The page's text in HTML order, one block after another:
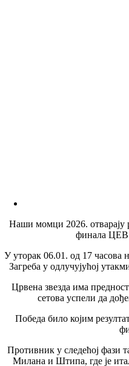
Наши момци 2026. отварају
финала ЦЕВ
У уторак 06.01. од 17
Загреба у одлучујућој
Црвена звезда има
сетова успели да
Победа било којим
Противник у следећој фази
Милана и Штипа, где је